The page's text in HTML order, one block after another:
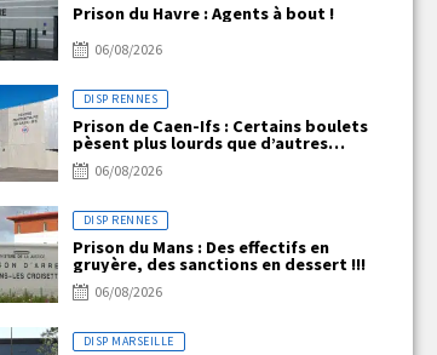
Prison du Havre : Agents à bout !
06/08/2026
DISP RENNES
Prison de Caen-Ifs : Certains boulets
pèsent plus lourds que d’autres…
06/08/2026
DISP RENNES
Prison du Mans : Des effectifs en
gruyère, des sanctions en dessert !!!
06/08/2026
DISP MARSEILLE